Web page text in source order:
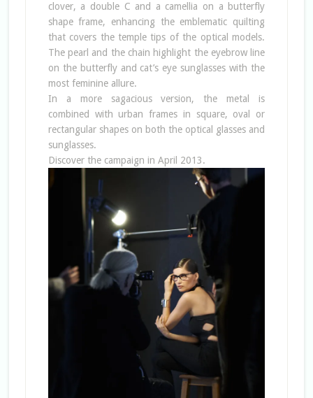
clover, a double C and a camellia on a butterfly
shape frame, enhancing the emblematic quilting
that covers the temple tips of the optical models.
The pearl and the chain highlight the eyebrow line
on the butterfly and cat’s eye sunglasses with the
most feminine allure.
In a more sagacious version, the metal is
combined with urban frames in square, oval or
rectangular shapes on both the optical glasses and
sunglasses.
Discover the campaign in April 2013.